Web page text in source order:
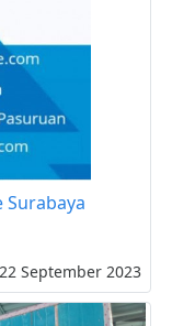
Surabaya
22 September 2023